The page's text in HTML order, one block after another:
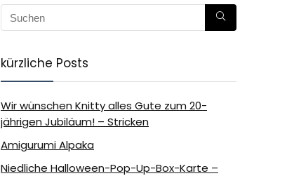
kürzliche Posts
Wir wünschen Knitty alles Gute zum 20-
jährigen Jubiläum! – Stricken
Amigurumi Alpaka
Niedliche Halloween-Pop-Up-Box-Karte –